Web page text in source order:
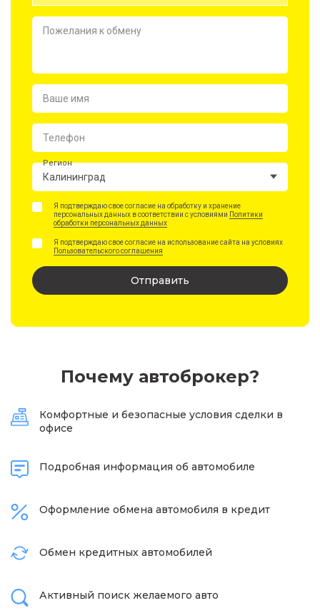
Пожелания к обмену
Ваше имя
Телефон
Регион
Калининград
Я подтверждаю свое согласие на обработку и хранение
персональных данных в соответствии с условиями Политики
обработки персональных данных
Я подтверждаю свое согласие на использование сайта на условиях
Пользовательского соглашения
Отправить
Почему автоброкер?
Комфортные и безопасные условия сделки в
офисе
Подробная информация об автомобиле
Оформление обмена автомобиля в кредит
Обмен кредитных автомобилей
Активный поиск желаемого авто